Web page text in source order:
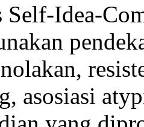
Idea-
asosiasi